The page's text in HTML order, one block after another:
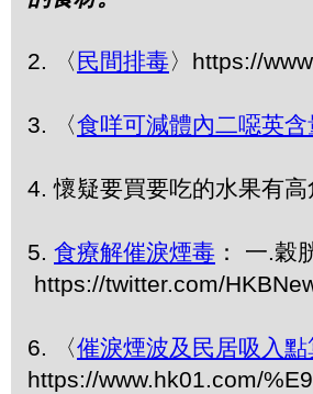
2. 〈 民間排毒〉https://
3. 〈食咩可減體內二噁英含
4. 懷疑要買要吃的水果有
5. 食療解催淚煙毒 ： 一.
https://twitter.com/
6. 〈催淚煙波及民居吸入
https://www.hk01.com/